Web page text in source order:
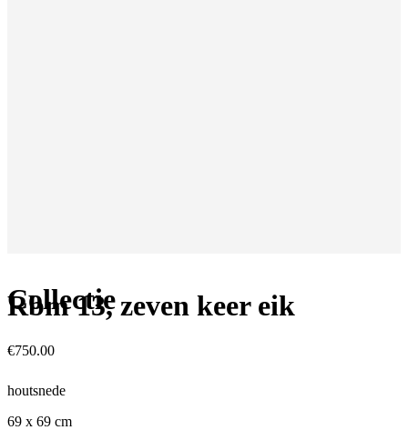
Collectie
Rbm 13, zeven keer eik
€750.00
houtsnede
69 x 69 cm